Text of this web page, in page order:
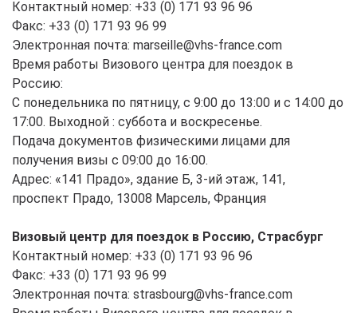
Контактный номер: +33 (0) 171 93 96 96
Факс: +33 (0) 171 93 96 99
Электронная почта: marseille@vhs-france.com
Время работы Визового центра для поездок в
Россию:
С понедельника по пятницу, с 9:00 до 13:00 и с 14:00 до
17:00. Выходной : суббота и воскресенье.
Подача документов физическими лицами для
получения визы с 09:00 до 16:00.
Адрес: «141 Прадо», здание Б, 3-ий этаж, 141,
проспект Прадо, 13008 Марсель, Франция
Визовый центр для поездок в Россию, Страсбург
Контактный номер: +33 (0) 171 93 96 96
Факс: +33 (0) 171 93 96 99
Электронная почта: strasbourg@vhs-france.com